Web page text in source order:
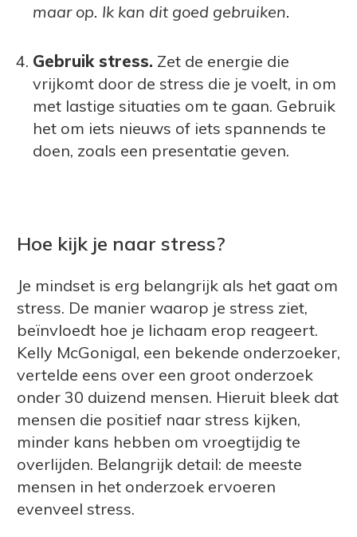
maar op. Ik kan dit goed gebruiken.
Gebruik stress. Zet de energie die
vrijkomt door de stress die je voelt, in om
met lastige situaties om te gaan. Gebruik
het om iets nieuws of iets spannends te
doen, zoals een presentatie geven.
Hoe kijk je naar stress?
Je mindset is erg belangrijk als het gaat om
stress. De manier waarop je stress ziet,
beïnvloedt hoe je lichaam erop reageert.
Kelly McGonigal, een bekende onderzoeker,
vertelde eens over een groot onderzoek
onder 30 duizend mensen. Hieruit bleek dat
mensen die positief naar stress kijken,
minder kans hebben om vroegtijdig te
overlijden. Belangrijk detail: de meeste
mensen in het onderzoek ervoeren
evenveel stress.